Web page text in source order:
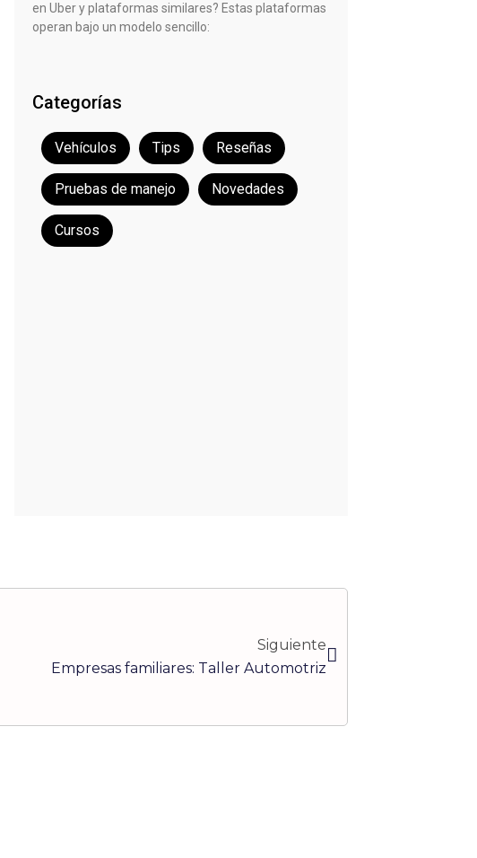
en Uber y plataformas similares? Estas plataformas
operan bajo un modelo sencillo:
Categorías
Vehículos Tips Reseñas
Pruebas de manejo Novedades
Cursos
Siguiente
Empresas familiares: Taller Automotriz